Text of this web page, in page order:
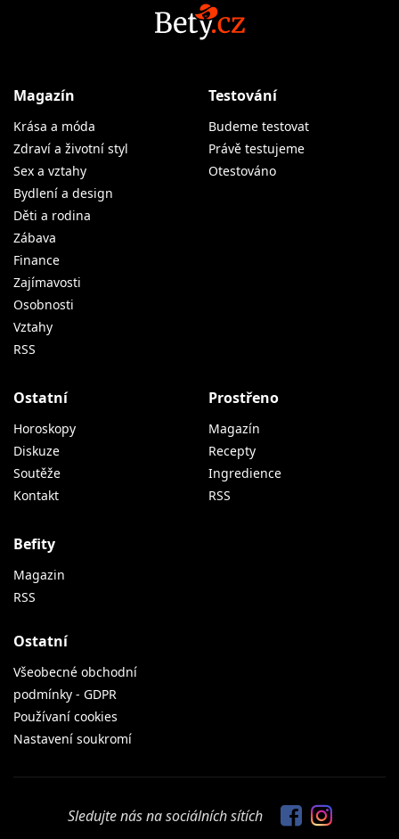
Magazín
Krása a móda
Zdraví a životní styl
Sex a vztahy
Bydlení a design
Děti a rodina
Zábava
Finance
Zajímavosti
Osobnosti
Vztahy
RSS
Testování
Budeme testovat
Právě testujeme
Otestováno
Ostatní
Horoskopy
Diskuze
Soutěže
Kontakt
Prostřeno
Magazín
Recepty
Ingredience
RSS
Befity
Magazin
RSS
Ostatní
Všeobecné obchodní
podmínky - GDPR
Používaní cookies
Nastavení soukromí
Sledujte nás na sociálních sítích